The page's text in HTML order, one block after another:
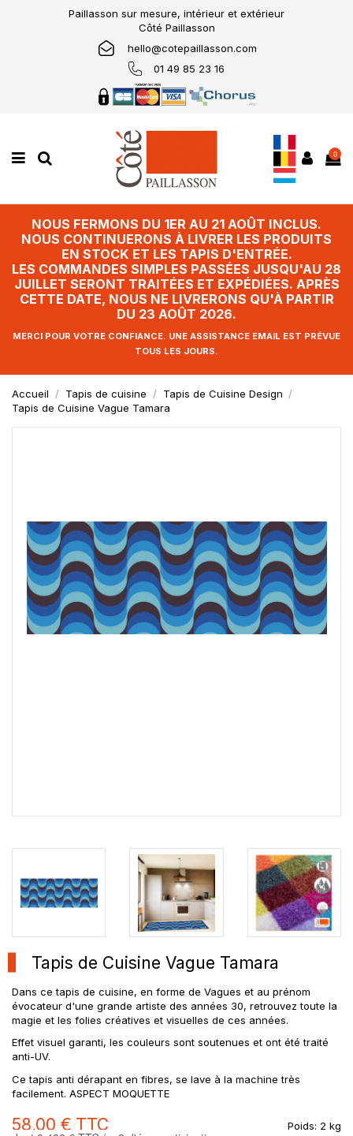
Paillasson sur mesure, intérieur et extérieur
Côté Paillasson
hello@cotepaillasson.com
01 49 85 23 16
0
NOUS FERMONS DU 1ER AU 21 AOÛT INCLUS.
NOUS CONTINUERONS À LIVRER LES PRODUITS
EN STOCK ET LES TAPIS D'ENTRÉE.
LES COMMANDES SIMPLES PASSÉES JUSQU'AU 28
JUILLET SERONT TRAITÉES ET EXPÉDIÉES. APRÈS
CETTE DATE, NOUS NE LIVRERONS QU'À PARTIR
DU 23 AOÛT 2026.
MERCI POUR VOTRE CONFIANCE. UNE ASSISTANCE EMAIL EST PRÉVUE
TOUS LES JOURS.
Accueil Tapis de cuisine
Tapis de Cuisine Design
Tapis de Cuisine Vague Tamara
Tapis de Cuisine Vague Tamara
Dans ce tapis de cuisine, en forme de Vagues et au prénom
évocateur d'une grande artiste des années 30, retrouvez toute la
magie et les folies créatives et visuelles de ces années.
Effet visuel garanti, les couleurs sont soutenues et ont été traité
anti-UV.
Ce tapis anti dérapant en fibres, se lave à la machine très
facilement. ASPECT MOQUETTE
58,00 € TTC Poids: 2 kg